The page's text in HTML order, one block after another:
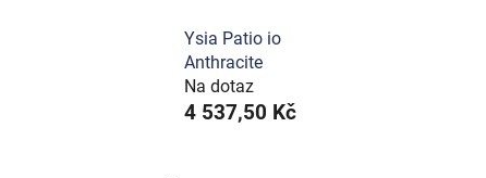
Ysia Patio io
Anthracite
Na dotaz
4 537,50 Kč